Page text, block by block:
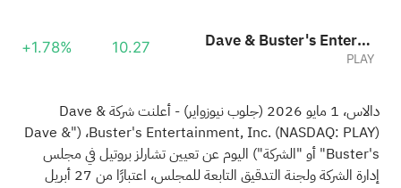
Dave & Buster's Entertainment, Inc.
PLAY
10.27
+1.78%
دالاس، 1 مايو 2026 (جلوب نيوزواير)
- أعلنت شركة Dave &
Buster's Entertainment, Inc. (NASDAQ: PLAY)، ("Dave &
Buster's" أو "الشركة") اليوم عن تعيين تشارلز بروتيل في مجلس
إدارة الشركة ولجنة التدقيق التابعة للمجلس، اعتبارًا من 27 أبريل